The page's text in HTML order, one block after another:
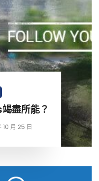
盡所能？
10 月 25 日